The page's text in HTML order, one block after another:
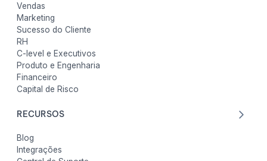
Vendas
Marketing
Sucesso do Cliente
RH
C-level e Executivos
Produto e Engenharia
Financeiro
Capital de Risco
RECURSOS
Blog
Integrações